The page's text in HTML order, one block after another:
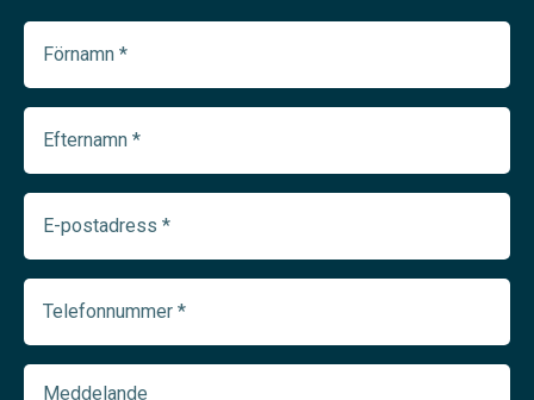
Förnamn
(Required)
Efternamn
(Required)
E-
postadress
(Required)
Telefonnummer
(Required)
Meddelande